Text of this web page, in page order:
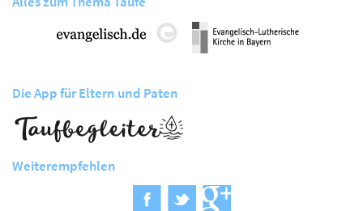
Die App für Eltern und Paten
Weiterempfehlen